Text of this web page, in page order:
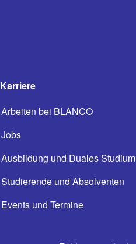
Karriere
Arbeiten bei BLANCO
Jobs
Ausbildung und Duales Studium
Studierende und Absolventen
Events und Termine